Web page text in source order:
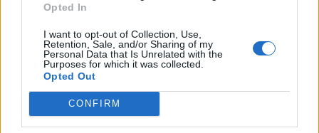
Opted In
I want to opt-out of Collection, Use,
Retention, Sale, and/or Sharing of my
Personal Data that Is Unrelated with the
Purposes for which it was collected.
Opted Out
CONFIRM
számok mögött továbbra is jelentős jövedelmi
különbségek húzódnak meg.